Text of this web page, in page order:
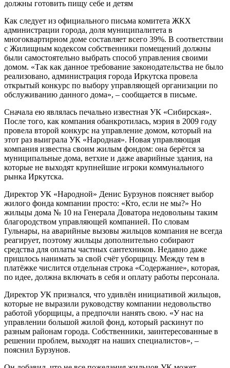
должны готовить пищу себе и детям
Как следует из официального письма комитета ЖКХ
администрации города, доля муниципалитета в
многоквартирном доме составляет всего 39%. В соответствии
с Жилищным кодексом собственники помещений должны
были самостоятельно выбрать способ управления своими
домом. «Так как данное требование законодательства не было
реализовано, администрация города Иркутска провела
открытый конкурс по выбору управляющей организации по
обслуживанию данного дома», – сообщается в письме.
Сначала ею являлась печально известная УК «Сибирская».
После того, как компания обанкротилась, мэрия в 2009 году
провела второй конкурс на управление домом, который на
этот раз выиграла УК «Народная». Новая управляющая
компания известна своим жилым фондом: она берётся за
муниципальные дома, ветхие и даже аварийные здания, на
которые не выходят крупнейшие игроки коммунального
рынка Иркутска.
Директор УК «Народной» Денис Бурзунов поясняет выбор
жилого фонда компании просто: «Кто, если не мы?» Но
жильцы дома № 10 на Генерала Доватора недовольны таким
благородством управляющей компанией. По словам
Гульнары, на аварийные вызовы жильцов компания не всегда
реагирует, поэтому жильцы дополнительно собирают
средства для оплаты частных сантехников. Недавно даже
пришлось нанимать за свой счёт уборщицу. Между тем в
платёжке числится отдельная строка «Содержание», которая,
по идее, должна включать в себя и оплату работы персонала.
Директор УК признался, что удивлён инициативой жильцов,
которые не выразили руководству компании недовольство
работой уборщицы, а предпочли нанять свою. «У нас на
управлении большой жилой фонд, который раскинут по
разным районам города. Собственники, заинтересованные в
решении проблем, выходят на наших специалистов», –
пояснил Бурзунов.